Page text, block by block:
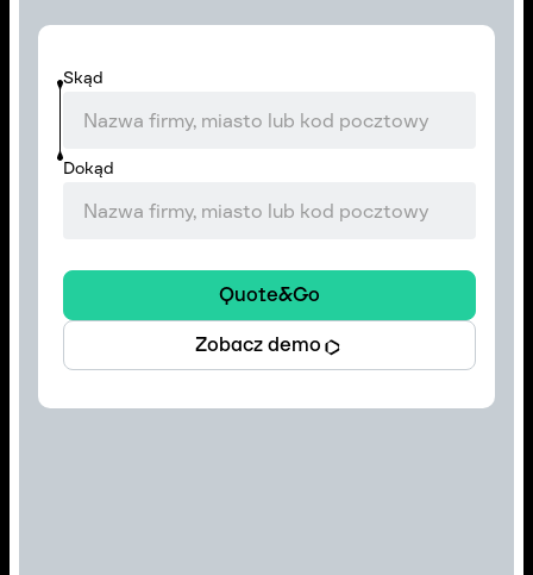
Skąd
Dokąd
Quote&Go
Zobacz demo